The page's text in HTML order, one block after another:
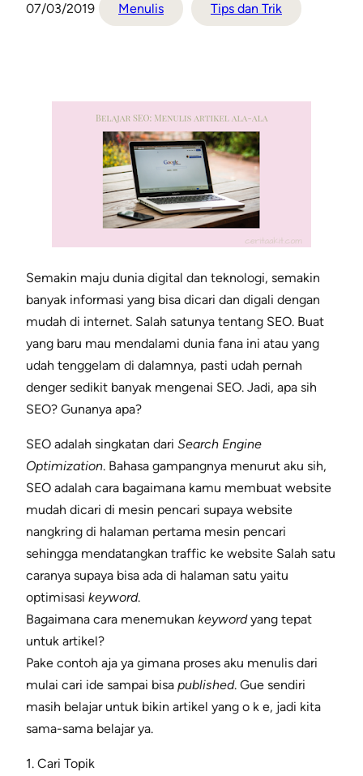
07/03/2019 Menulis Tips dan Trik
Semakin maju dunia digital dan teknologi, semakin
banyak informasi yang bisa dicari dan digali dengan
mudah di internet. Salah satunya tentang SEO. Buat
yang baru mau mendalami dunia fana ini atau yang
udah tenggelam di dalamnya, pasti udah pernah
denger sedikit banyak mengenai SEO. Jadi, apa sih
SEO? Gunanya apa?
SEO adalah singkatan dari Search Engine
Optimization. Bahasa gampangnya menurut aku sih,
SEO adalah cara bagaimana kamu membuat website
mudah dicari di mesin pencari supaya website
nangkring di halaman pertama mesin pencari
sehingga mendatangkan traffic ke website Salah satu
caranya supaya bisa ada di halaman satu yaitu
optimisasi keyword.
Bagaimana cara menemukan keywordyang tepat
untuk artikel?
Pake contoh aja ya gimana proses aku menulis dari
mulai cari ide sampai bisa published. Gue sendiri
masih belajar untuk bikin artikel yang o k e, jadi kita
sama-sama belajar ya.
1. Cari Topik